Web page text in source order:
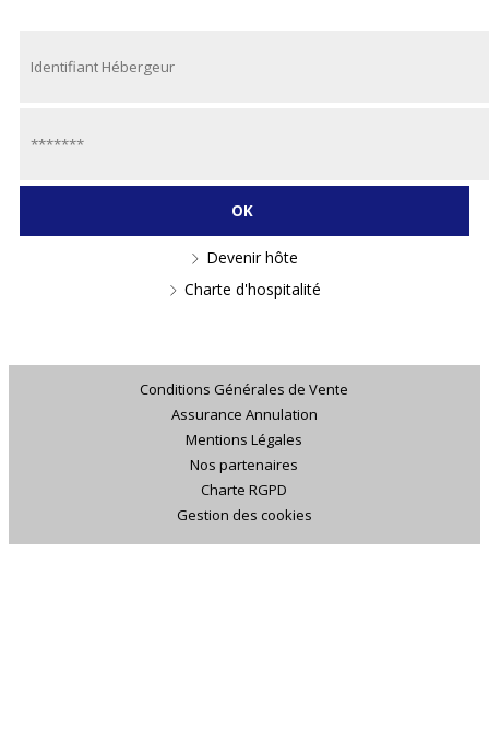
Devenir hôte
Charte d'hospitalité
Conditions Générales de Vente
Assurance Annulation
Mentions Légales
Nos partenaires
Charte RGPD
Gestion des cookies